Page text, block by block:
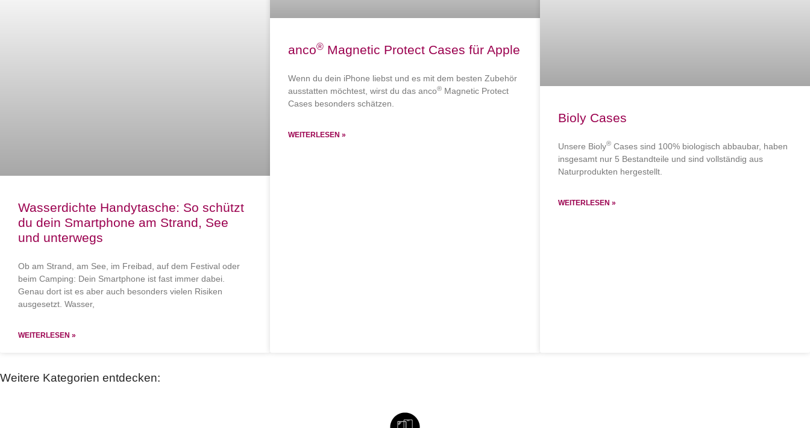
Wasserdichte Handytasche: So schützt
du dein Smartphone am Strand, See
und unterwegs
Ob am Strand, am See, im Freibad, auf dem Festival oder
beim Camping: Dein Smartphone ist fast immer dabei.
Genau dort ist es aber auch besonders vielen Risiken
ausgesetzt. Wasser,
WEITERLESEN »
anco® Magnetic Protect Cases für Apple
Wenn du dein iPhone liebst und es mit dem besten Zubehör
ausstatten möchtest, wirst du das anco® Magnetic Protect
Cases besonders schätzen.
WEITERLESEN »
Bioly Cases
Unsere Bioly® Cases sind 100% biologisch abbaubar, haben
insgesamt nur 5 Bestandteile und sind vollständig aus
Naturprodukten hergestellt.
WEITERLESEN »
Weitere Kategorien entdecken: